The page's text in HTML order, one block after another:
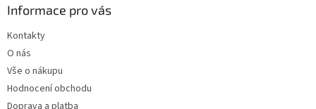
Informace pro vás
Kontakty
O nás
Vše o nákupu
Hodnocení obchodu